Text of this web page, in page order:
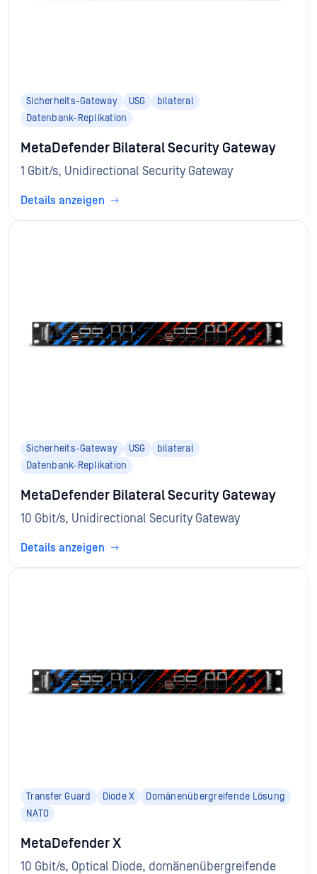
Sicherheits-Gateway USG
bilateral
Datenbank-Replikation
MetaDefender Bilateral Security Gateway
1 Gbit/s, Unidirectional Security Gateway
Details anzeigen
Sicherheits-Gateway USG
bilateral
Datenbank-Replikation
MetaDefender Bilateral Security Gateway
10 Gbit/s, Unidirectional Security Gateway
Details anzeigen
Transfer Guard Diode X
Domänenübergreifende Lösung
NATO
MetaDefender X
10 Gbit/s, Optical Diode, domänenübergreifende